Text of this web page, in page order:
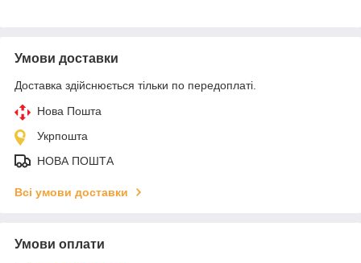
Умови доставки
Доставка здійснюється тільки по передоплаті.
Нова Пошта
Укрпошта
НОВА ПОШТА
Всі умови доставки
Умови оплати